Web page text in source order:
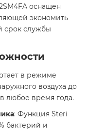
оснащен
экономить
срок службы
в режиме
воздуха до
любое время года.
: Функция Steri
бактерий и